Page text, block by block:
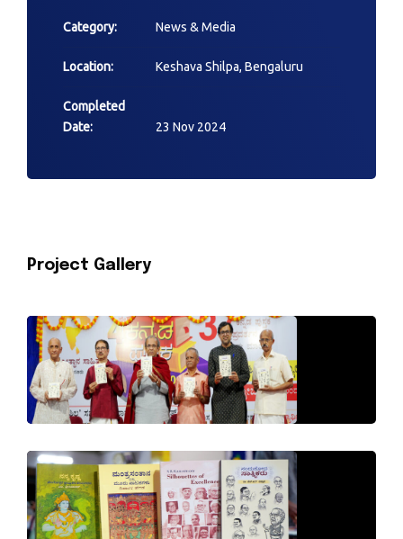
Category: News & Media
Location: Keshava Shilpa, Bengaluru
Completed
Date:
23 Nov 2024
Project Gallery